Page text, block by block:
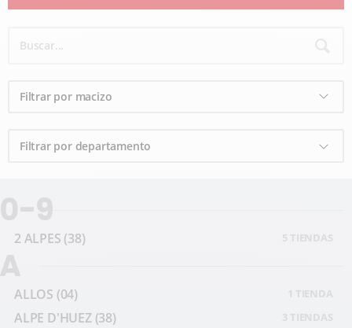
9
5 TIENDAS
2 ALPES (38)
1 TIENDA
ALLOS (04)
3 TIENDAS
ALPE D'HUEZ (38)